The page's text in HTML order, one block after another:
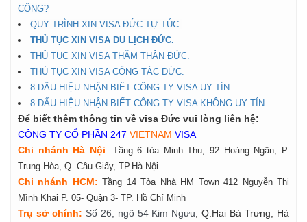
CÔNG?
QUY TRÌNH XIN VISA ĐỨC TỰ TÚC.
THỦ TỤC XIN VISA DU LỊCH ĐỨC.
THỦ TỤC XIN VISA THĂM THÂN ĐỨC.
THỦ TỤC XIN VISA CÔNG TÁC ĐỨC.
8 DẤU HIỆU NHẬN BIẾT CÔNG TY VISA UY TÍN.
8 DẤU HIỆU NHẬN BIẾT CÔNG TY VISA KHÔNG UY TÍN.
Để biết thêm thông tin về visa Đức vui lòng liên hệ:
CÔNG TY CỔ PHẦN 247 VIETNAM VISA
Chi nhánh Hà Nội: Tầng 6 tòa Minh Thu, 92 Hoàng Ngân, P.
Trung Hòa, Q. Cầu Giấy, TP.Hà Nội.
Chi nhánh HCM: Tầng 14 Tòa Nhà HM Town 412 Nguyễn Thị
Mình Khai P. 05- Quận 3- TP. Hồ Chí Minh
Trụ sở chính: Số 26, ngõ 54 Kim Ngưu , Q.Hai Bà Trưng, Hà